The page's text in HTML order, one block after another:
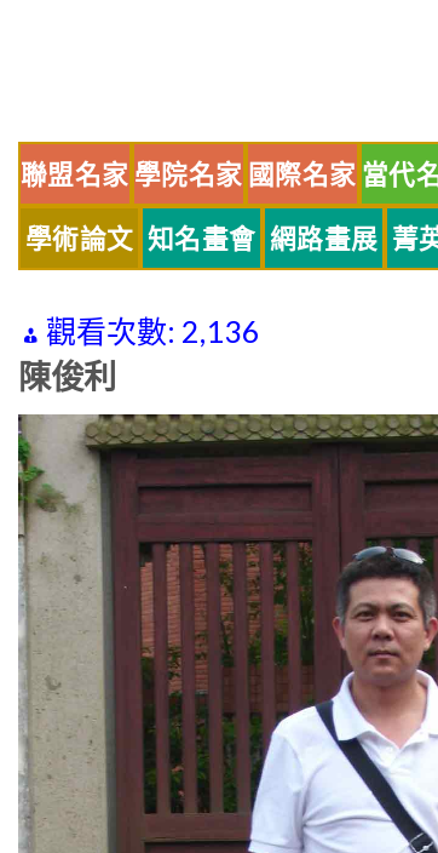
聯盟名家 學院名家 國際名家 當代
學術論文 知名畫會 網路畫展 菁
觀看次數: 2,136
陳俊利